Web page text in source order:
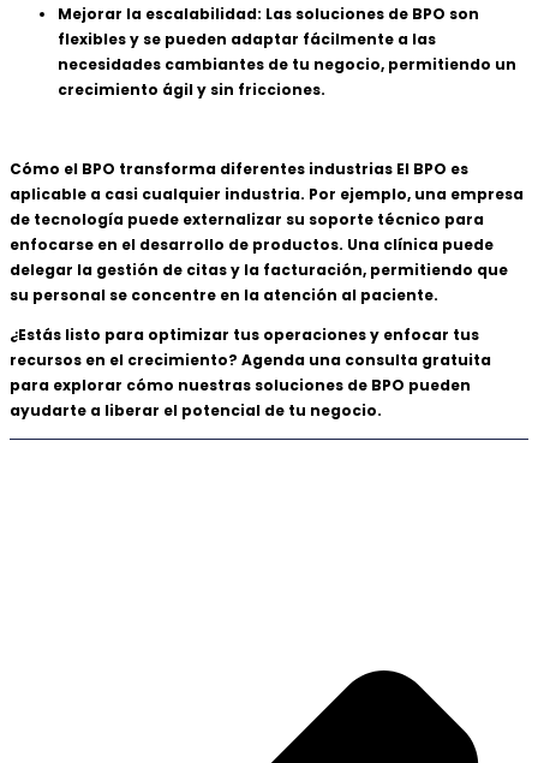
Mejorar la escalabilidad: Las soluciones de BPO son
flexibles y se pueden adaptar fácilmente a las
necesidades cambiantes de tu negocio, permitiendo un
crecimiento ágil y sin fricciones.
Cómo el BPO transforma diferentes industrias El BPO es
aplicable a casi cualquier industria. Por ejemplo, una empresa
de tecnología puede externalizar su soporte técnico para
enfocarse en el desarrollo de productos. Una clínica puede
delegar la gestión de citas y la facturación, permitiendo que
su personal se concentre en la atención al paciente.
¿Estás listo para optimizar tus operaciones y enfocar tus
recursos en el crecimiento? Agenda una consulta gratuita
para explorar cómo nuestras soluciones de BPO pueden
ayudarte a liberar el potencial de tu negocio.